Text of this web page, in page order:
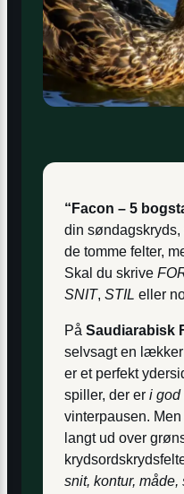
“Facon – 5
din søndagskryds,
de tomme felter,
Skal du skrive
SNIT, STIL eller
På Saudiarabisk
selvsagt en
er et perfekt
spiller, der er i god
vinterpausen. Men
langt ud over
snit, kontur,